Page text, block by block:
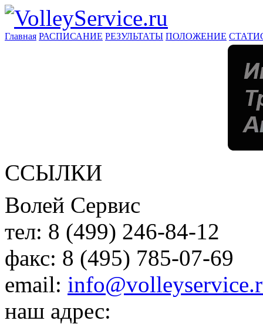
Главная РАСПИСАНИЕ РЕЗУЛЬТАТЫ ПОЛОЖЕНИЕ
ССЫЛКИ
Волей Сервис
тел: 8 (499) 246-84-12
факс: 8 (495) 785-07-69
email:
наш адрес: